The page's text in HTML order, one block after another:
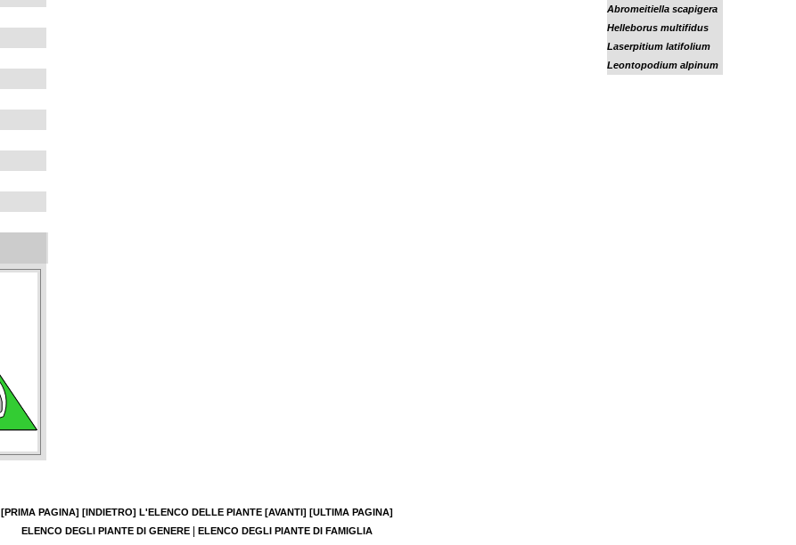
Abromeitiella scapigera
Helleborus multifidus
Laserpitium latifolium
Leontopodium alpinum
[PRIMA PAGINA] [INDIETRO] L'ELENCO DELLE PIANTE [AVANTI] [ULTIMA PAGINA]
ELENCO DEGLI PIANTE DI GENERE
ELENCO DEGLI PIANTE DI FAMIGLIA